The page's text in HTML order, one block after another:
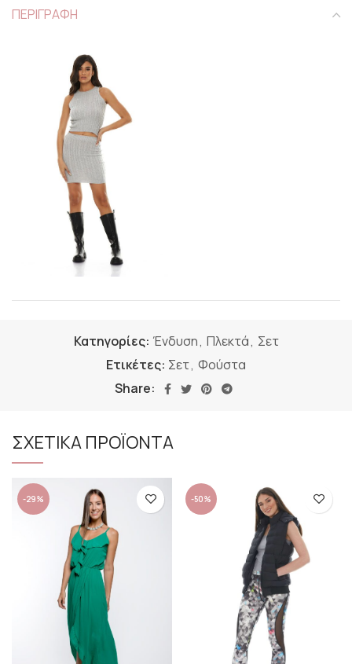
ΠΕΡΙΓΡΑΦΗ
Κατηγορίες: Ένδυση, Πλεκτά, Σετ
Ετικέτες: Σετ, Φούστα
Share:
ΣΧΕΤΙΚΑ ΠΡΟΪΟΝΤΑ
-29% -50%